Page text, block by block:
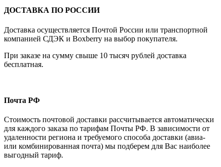
ДОСТАВКА ПО РОССИИ
Доставка осуществляется Почтой России или транспортной
компанией СДЭК и Boxberry на выбор покупателя.
При заказе на сумму свыше 10 тысяч рублей доставка
бесплатная.
Почта РФ
Стоимость почтовой доставки рассчитывается автоматически
для каждого заказа по тарифам Почты РФ. В зависимости от
удаленности региона и требуемого способа доставки (авиа-
или комбинированная почта) мы подберем для Вас наиболее
выгодный тариф.